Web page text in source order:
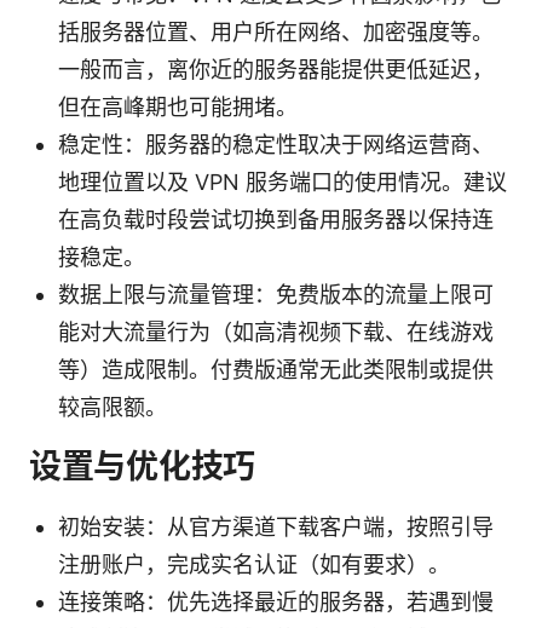
括服务器位置、用户所在网络、加密强度等。
一般而言，离你近的服务器能提供更低延迟，
但在高峰期也可能拥堵。
稳定性：服务器的稳定性取决于网络运营商、
地理位置以及 VPN 服务端口的使用情况。建议
在高负载时段尝试切换到备用服务器以保持连
接稳定。
数据上限与流量管理：免费版本的流量上限可
能对大流量行为（如高清视频下载、在线游戏
等）造成限制。付费版通常无此类限制或提供
较高限额。
设置与优化技巧
初始安装：从官方渠道下载客户端，按照引导
注册账户，完成实名认证（如有要求）。
连接策略：优先选择最近的服务器，若遇到慢